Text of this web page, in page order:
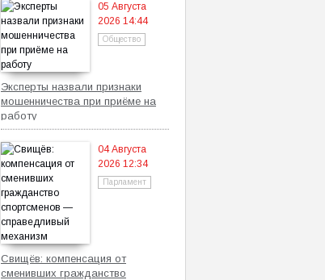
05 Августа
2026 14:44
Общество
Эксперты назвали признаки
мошенничества при приёме на
работу
04 Августа
2026 12:34
Парламент
Свищёв: компенсация от
сменивших гражданство